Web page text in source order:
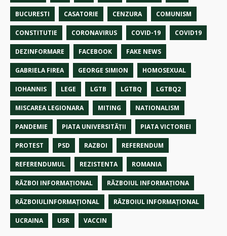
BUCURESTI CASATORIE CENZURA COMUNISM
CONSTITUTIE CORONAVIRUS COVID-19 COVID19
DEZINFORMARE FACEBOOK FAKE NEWS
GABRIELA FIREA GEORGE SIMION HOMOSEXUAL
IOHANNIS LEGE LGTB LGTBQ LGTBQ2
MISCAREA LEGIONARA MITING NATIONALISM
PANDEMIE PIATA UNIVERSITĂȚII PIATA VICTORIEI
PROTEST PSD RAZBOI REFERENDUM
REFERENDUMUL REZISTENTA ROMANIA
RĂZBOI INFORMAŢIONAL RĂZBOIUL INFORMAŢIONA
RĂZBOIULINFORMAŢIONAL RĂZBOIUL INFORMAŢIONAL
UCRAINA USR VACCIN